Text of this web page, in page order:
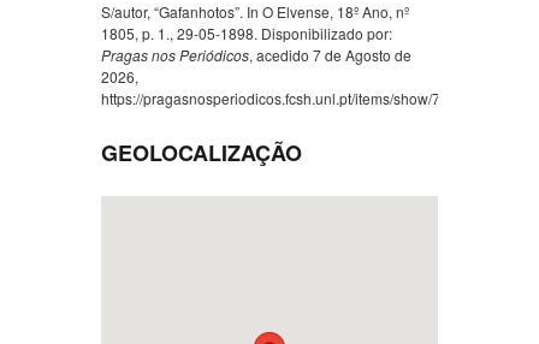
S/autor, “Gafanhotos”. In O Elvense, 18º Ano, nº
1805, p. 1., 29-05-1898. Disponibilizado por:
Pragas nos Periódicos, acedido 7 de Agosto de
2026,
https://pragasnosperiodicos.fcsh.unl.pt/items/show/751
GEOLOCALIZAÇÃO